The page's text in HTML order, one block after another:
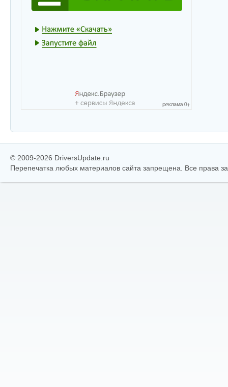
© 2009-2026 DriversUpdate.ru
Перепечатка любых материалов сайта запрещена. Все права